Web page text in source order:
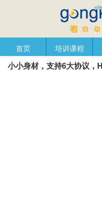
首页 培训课程
产品在线
自动化播客
小小身材，支持6大协议，